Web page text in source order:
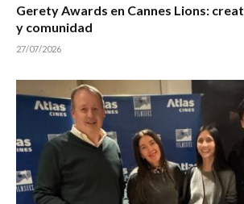
Gerety Awards en Cannes Lions:
y comunidad
27/07/2026